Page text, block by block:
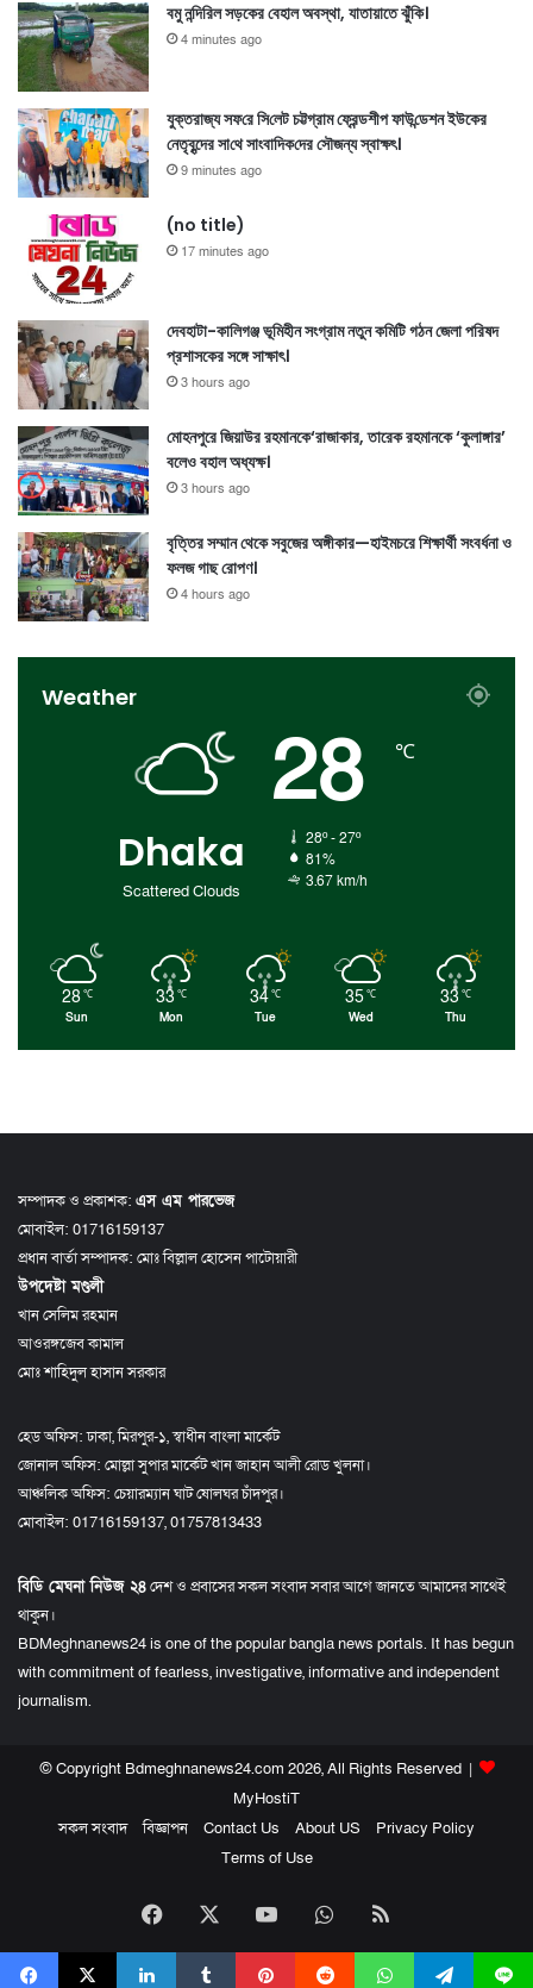
বমু নন্দিরিল সড়কের বেহাল অবস্থা, যাতায়াতে ঝুঁকি।
4 minutes ago
যুক্তরাজ্য সফ‌রে সি‌লেট চট্টগ্রাম ফ্রেন্ড‌শীপ ফাউ‌ন্ডেশন ইউকের
নেতৃ‌বৃন্দের সা‌থে সাংবা‌দিক‌দের সৌজন্য স্বাক্ষৎ।
9 minutes ago
(no title)
17 minutes ago
দেবহাটা-কালিগঞ্জ ভূমিহীন সংগ্রাম নতুন কমিটি গঠন জেলা পরিষদ
প্রশাসকের সঙ্গে সাক্ষাৎ।
3 hours ago
মোহনপুরে জিয়াউর রহমানকে‘রাজাকার, তারেক রহমানকে ‘কুলাঙ্গার’
বলেও বহাল অধ্যক্ষ।
3 hours ago
বৃত্তির সম্মান থেকে সবুজের অঙ্গীকার—হাইমচরে শিক্ষার্থী সংবর্ধনা ও
ফলজ গাছ রোপণ।
4 hours ago
Weather
Dhaka
Scattered Clouds
28 ℃
28º - 27º
81%
3.67 km/h
28 ℃
Sun
33 ℃
Mon
34℃
Tue
35℃
Wed
33 ℃
Thu
সম্পাদক ও প্রকাশক: এস এম পারভেজ
মোবাইল: 01716159137
প্রধান বার্তা সম্পাদক: মোঃ বিল্লাল হোসেন পাটোয়ারী
উপদেষ্টা মণ্ডলী
খান সেলিম রহমান
আওরঙ্গজেব কামাল
মোঃ শাহিদুল হাসান সরকার
হেড অফিস: ঢাকা, মিরপুর-১, স্বাধীন বাংলা মার্কেট
জোনাল অফিস: মোল্লা সুপার মার্কেট খান জাহান আলী রোড খুলনা।
আঞ্চলিক অফিস: চেয়ারম্যান ঘাট ষোলঘর চাঁদপুর।
মোবাইল: 01716159137, 01757813433
বিডি মেঘনা নিউজ ২৪দেশ ও প্রবাসের সকল সংবাদ সবার আগে জানতে আমাদের সাথেই
থাকুন।
BDMeghnanews24 is one of the popular bangla news portals. It has begun
with commitment of fearless, investigative, informative and independent
journalism.
© Copyright Bdmeghnanews24.com 2026, All Rights Reserved |
MyHostiT
সকল সংবাদ
বিজ্ঞাপন Contact Us About US
Privacy Policy
Terms of Use
Facebook YouTubeWhatsApp
RSS